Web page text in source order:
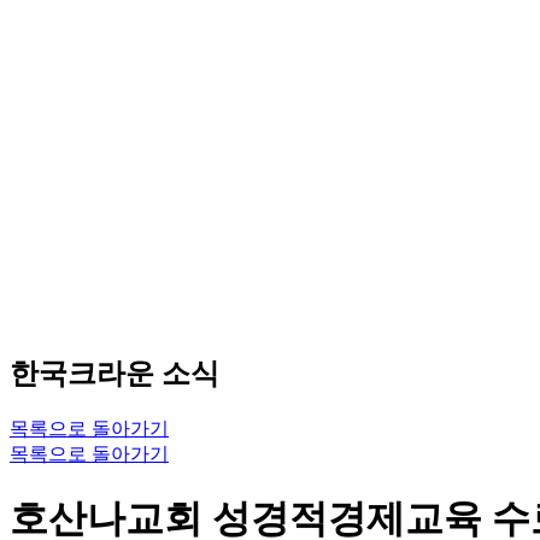
한국크라운 소식
목록으로 돌아가기
목록으로 돌아가기
호산나교회 성경적경제교육